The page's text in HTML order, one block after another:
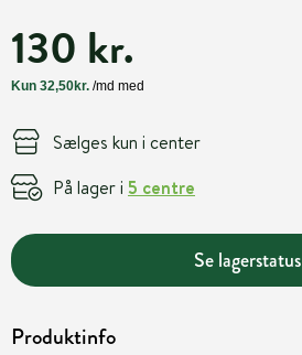
130 kr.
Sælges kun i center
På lager i 5 centre
Se lagerstatus
Produktinfo